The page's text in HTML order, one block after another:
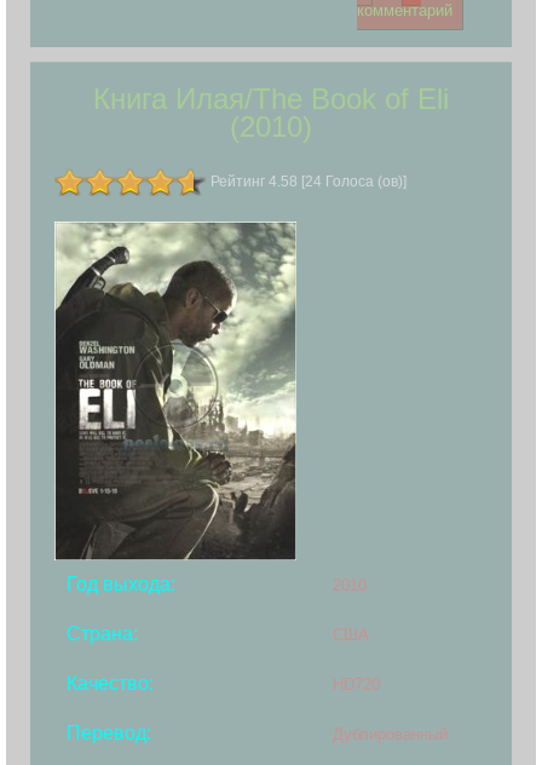
комментарий
Книга Илая/The Book of Eli
(2010)
Рейтинг 4.58 [24 Голоса (ов)]
Год выхода: 2010
Страна: США
Качество: HD720
Перевод: Дублированный